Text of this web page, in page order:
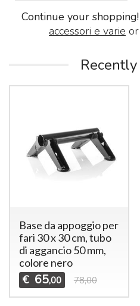
Continue your shopping!
accessori e varie or
Base da appoggio per
fari 30 x 30 cm, tubo
di aggancio 50 mm,
colore nero
€ 65,00 78,00